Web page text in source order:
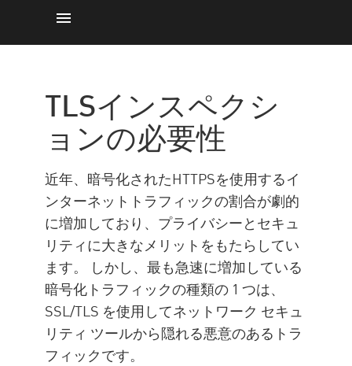
か
メリット
ベスト プラクティス
TLS Inspection with Check Point
企業情報
TLSインスペクシ
ョンの必要性
近年、暗号化されたHTTPSを使用するイ
ンターネットトラフィックの割合が劇的
に増加しており、プライバシーとセキュ
リティに大きなメリットをもたらしてい
ます。 しかし、最も急速に増加している
暗号化トラフィックの種類の 1 つは、
SSL/TLS を使用してネットワーク セキュ
リティ ツールから隠れる悪意のあるトラ
フィックです。